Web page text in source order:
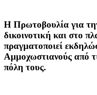
Η Πρωτοβουλία για
δικοινοτική και στο
πραγματοποιεί
Αμμοχωστιανούς από
πόλη τους.